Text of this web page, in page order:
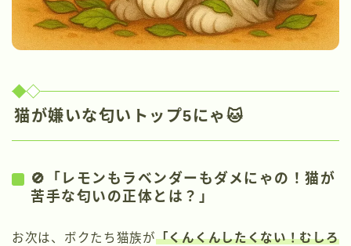
猫が嫌いな匂いトップ5にゃ🐱
🚫「レモンもラベンダーもダメにゃの！猫が
苦手な匂いの正体とは？」
お次は、ボクたち猫族が「くんくんしたくない！むしろ